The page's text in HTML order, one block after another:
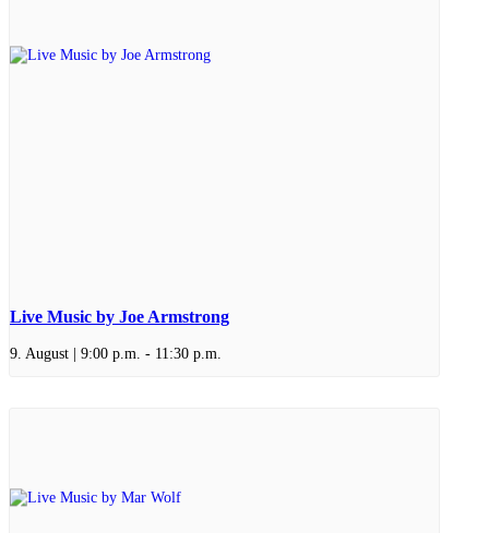
Live Music by Joe Armstrong
9. August | 9:00 p.m. - 11:30 p.m.